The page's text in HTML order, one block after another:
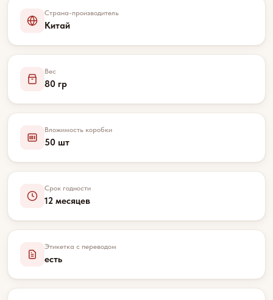
Страна-производитель
Китай
Вес
80 гр
Вложимость коробки
50 шт
Срок годности
12 месяцев
Этикетка с переводом
есть